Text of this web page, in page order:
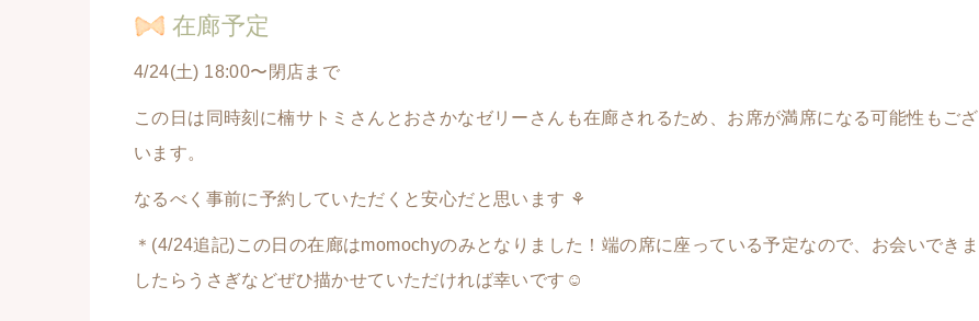
在廊予定
4/24(土) 18:00〜閉店まで
この日は同時刻に楠サトミさんとおさかなゼリーさんも在廊されるため、お席が満席になる可能性もござ
います。
なるべく事前に予約していただくと安心だと思います ⚘
＊(4/24追記)この日の在廊はmomochyのみとなりました！端の席に座っている予定なので、お会いできま
したらうさぎなどぜひ描かせていただければ幸いです☺︎